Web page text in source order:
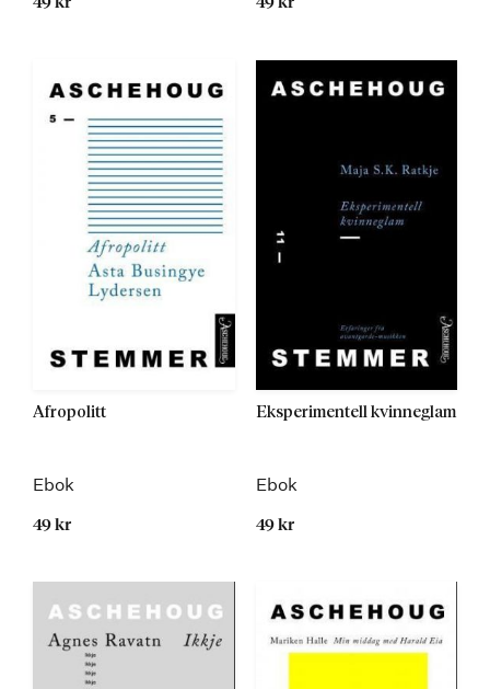
Afropolitt
Ebok
49 kr
Eksperimentell kvinneglam
Ebok
49 kr